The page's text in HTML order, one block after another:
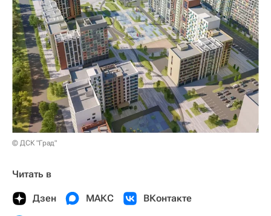
© ДСК "Град"
Читать в
Дзен МАКС ВКонтакте